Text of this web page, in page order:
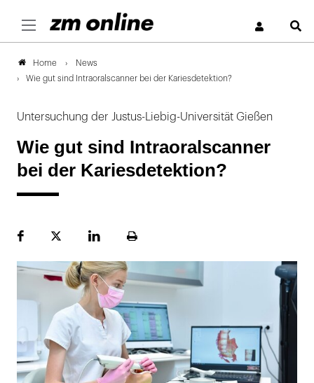
Home
News
Wie gut sind Intraoralscanner bei der Kariesdetektion?
Untersuchung der Justus-Liebig-Universität Gießen
Wie gut sind Intraoralscanner
bei der Kariesdetektion?
FacebookPlattformLinekdInSeite